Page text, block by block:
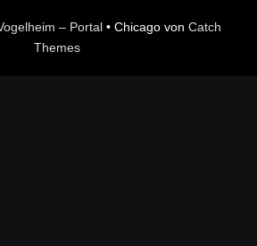
– Portal• Chicago von Catch
Themes